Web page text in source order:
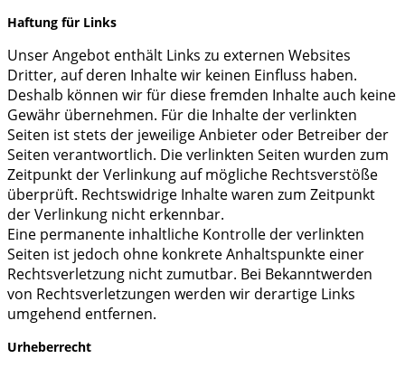
Haftung für Links
Unser Angebot enthält Links zu externen Websites
Dritter, auf deren Inhalte wir keinen Einfluss haben.
Deshalb können wir für diese fremden Inhalte auch keine
Gewähr übernehmen. Für die Inhalte der verlinkten
Seiten ist stets der jeweilige Anbieter oder Betreiber der
Seiten verantwortlich. Die verlinkten Seiten wurden zum
Zeitpunkt der Verlinkung auf mögliche Rechtsverstöße
überprüft. Rechtswidrige Inhalte waren zum Zeitpunkt
der Verlinkung nicht erkennbar.
Eine permanente inhaltliche Kontrolle der verlinkten
Seiten ist jedoch ohne konkrete Anhaltspunkte einer
Rechtsverletzung nicht zumutbar. Bei Bekanntwerden
von Rechtsverletzungen werden wir derartige Links
umgehend entfernen.
Urheberrecht